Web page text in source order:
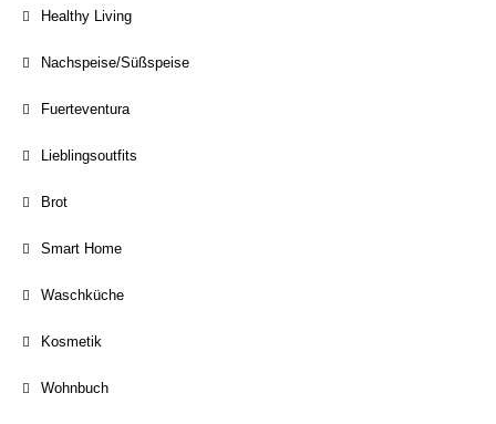
Healthy Living
Nachspeise/Süßspeise
Fuerteventura
Lieblingsoutfits
Brot
Smart Home
Waschküche
Kosmetik
Wohnbuch